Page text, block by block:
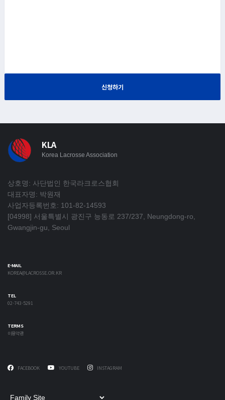
신청하기
KLA
Korea Lacrosse Association
상호명: 사단법인 한국라크로스협회
대표자명: 박원재
사업자등록번호: 101-82-14593
[04998] 서울특별시 광진구 능동로 237/237, Neungdong-ro,
Gwangjin-gu, Seoul
E-MAIL
KOREA@LACROSSE.OR.KR
TEL
02-743-5291
TERMS
이용약관
FACEBOOK YOUTUBE INSTAGRAM